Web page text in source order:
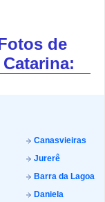
de
Canasvieiras
Jurerê
Barra da Lagoa
Daniela